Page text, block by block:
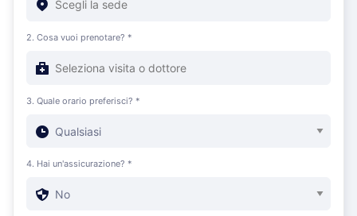
2. Cosa vuoi prenotare? *
3. Quale orario preferisci? *
4. Hai un'assicurazione? *